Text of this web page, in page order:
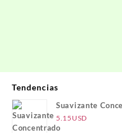
Tendencias
Suavizante
Placer PRINCESA
5.15 USD